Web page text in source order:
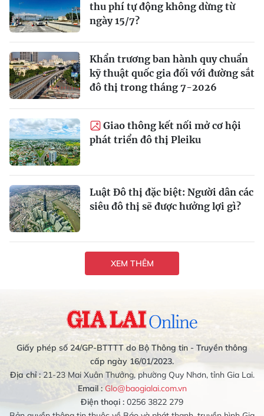
thu phí tự động không dừng từ
ngày 15/7?
Khẩn trương ban hành quy chuẩn
kỹ thuật quốc gia đối với đường sắt
đô thị trong tháng 7-2026
Giao thông kết nối mở cơ hội
phát triển đô thị Pleiku
Luật Đô thị đặc biệt: Người dân các
siêu đô thị sẽ được hưởng lợi gì?
XEM THÊM
Giấy phép số 24/GP-BTTTT do Bộ Thông tin - Truyền thông
cấp ngày 16/01/2023.
Địa chỉ :21-23 Mai Xuân Thưởng, phường Quy Nhơn, tỉnh Gia Lai.
Email : Glo@baogialai.com.vn
Điện thoại : 0256 3822 279